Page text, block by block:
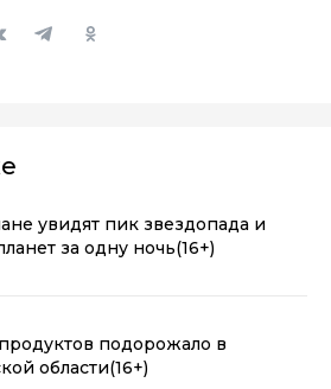
увидят пик звездопада и
за одну ночь(16+)
подорожало в
области(16+)